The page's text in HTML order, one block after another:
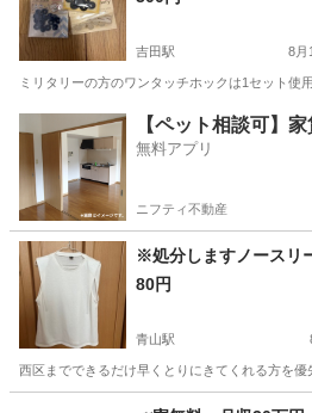
吉田駅 8月
ミリタリーの方のワンタッチホックは1セット
燕市 吉田駅 その他
【ペット相談可】
無料アプリ
ニフティ不動産
※処分しますノースリ
80円
青山駅
西区までできるだけ早くとりにきてくれる方を
青山駅 シャツ